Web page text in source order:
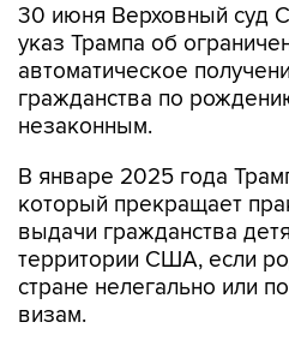
30 июня Верховный суд
указ Трампа об
автоматическое
гражданства по
незаконным.
В январе 2025 года
который прекращает
выдачи гражданства
территории США, если
стране нелегально или
визам.